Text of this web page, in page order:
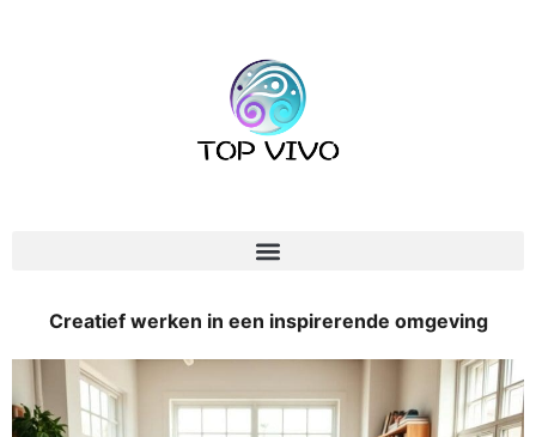
Creatief werken in een inspirerende omgeving